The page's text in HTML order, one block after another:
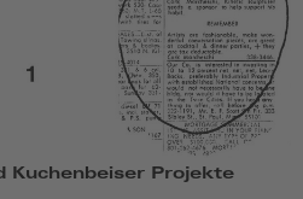
Kuchenbeiser Projekte